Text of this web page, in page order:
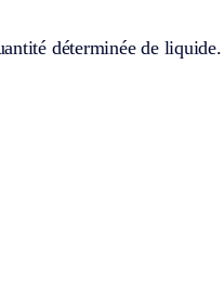
déterminée de liquide.